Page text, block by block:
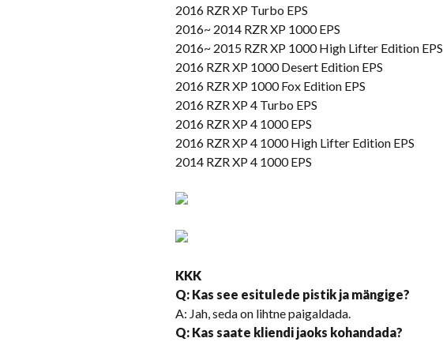
2016 RZR XP Turbo EPS
2016~ 2014 RZR XP 1000 EPS
2016~ 2015 RZR XP 1000 High Lifter Edition EPS
2016 RZR XP 1000 Desert Edition EPS
2016 RZR XP 1000 Fox Edition EPS
2016 RZR XP 4 Turbo EPS
2016 RZR XP 4 1000 EPS
2016 RZR XP 4 1000 High Lifter Edition EPS
2014 RZR XP 4 1000 EPS
KKK
Q: Kas see esitulede pistik ja mängige?
A: Jah, seda on lihtne paigaldada.
Q: Kas saate kliendi jaoks kohandada?